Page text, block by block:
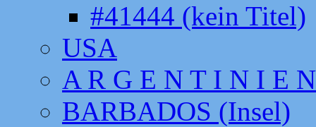
#41444 (kein Titel)
USA
A R G E N T I N I E N
BARBADOS (Insel)